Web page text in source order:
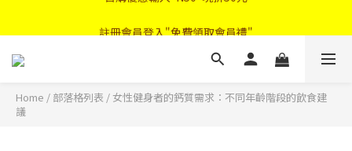
2026中秋禮盒早鳥優惠
Home / 部落格列表 / 女性健身者的鈣質需求：不同年齡階段的飲食建
議